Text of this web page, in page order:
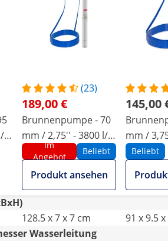
h
(23)
189,00 €
Brunnenpumpe - 70
mm / 2,75'' - 3800 l/h
- 750 W - 50 m Kabel
/ 85 m Förderhöhe -
Edelstahl
Im
Angebot
Beliebt
Produkt ansehen
145,00
mm /
l/h -
Kabel /
Beliebt
128.5 x 7 x 7 cm
91 x 9.5
Wasserleitung